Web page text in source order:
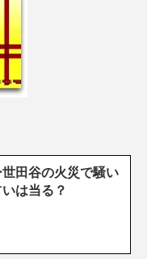
田谷の火災で騒い
は当る？